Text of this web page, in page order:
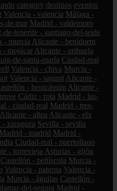
category destinos eventos
Valencia - valencia Málaga -
de-mar Madrid - valdemoro
de-tenerife - santiago-del-teide
- murcia Alicante - benidorm
- mojácar Alicante - orihuela
de-santa-maría Ciudad-real
Valencia - chiva Murcia -
Valencia - sagunt Alicante -
- benicàssim Alicante -
Cádiz - rota Madrid - las-
- ciudad-real Madrid - tres-
Alicante - altea Alicante - elx
- zaragoza Sevilla - sevilla
Madrid - madrid Madrid -
Ciudad-real - puertollano
- torrevieja Asturias - gijón
Castellón - peñíscola Murcia -
Valencia - paterna Valencia -
Murcia - águilas Castellón -
del-segura Madrid -